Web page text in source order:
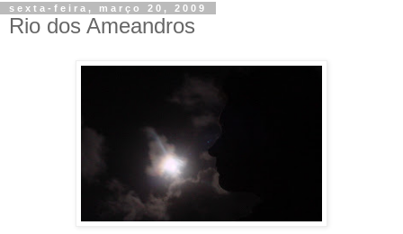
sexta-feira, março 20, 2009
Rio dos Ameandros